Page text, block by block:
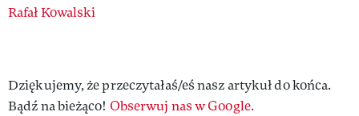
Authors
Rafał Kowalski
Dziękujemy, że przeczytałaś/eś nasz artykuł do końca.
Bądź na bieżąco! Obserwuj nas w Google.